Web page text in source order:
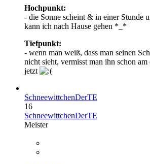
Hochpunkt:
- die Sonne scheint & in einer Stunde
kann ich nach Hause gehen *_*
Tiefpunkt:
- wenn man weiß, dass man seinen
nicht sieht, vermisst man ihn schon
jetzt
SchneewittchenDerTE
16
SchneewittchenDerTE
Meister